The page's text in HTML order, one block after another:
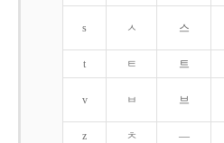
s ㅅ 스
t ㅌ 트
v ㅂ 브
z ㅊ ―